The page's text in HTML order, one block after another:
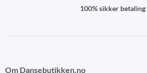
100% sikker betaling
Om Dansebutikken.no